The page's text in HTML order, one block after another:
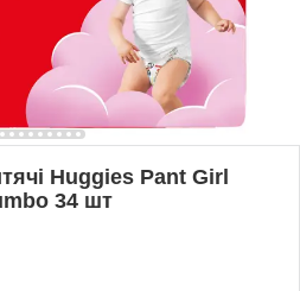
Huggies Pant Girl
34 шт